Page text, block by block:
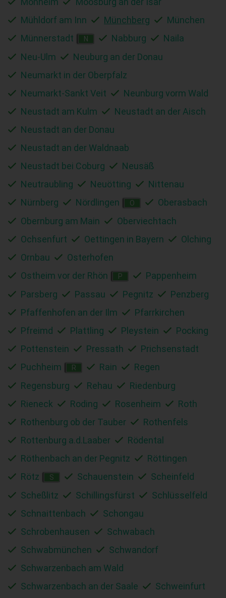
Mühldorf am Inn
Münchberg
München
Münnerstadt
N Nabburg
Naila
Neu-Ulm
Neuburg an der Donau
Neumarkt in der Oberpfalz
Neumarkt-Sankt Veit
Neunburg vorm Wald
Neustadt am Kulm
Neustadt an der Aisch
Neustadt an der Donau
Neustadt an der Waldnaab
Neustadt bei Coburg
Neusäß
Neutraubling
Neuötting
Nittenau
Nürnberg
Nördlingen O
Oberasbach
Obernburg am Main
Oberviechtach
Ochsenfurt
Oettingen in Bayern
Olching
Ornbau
Osterhofen
Ostheim vor der Rhön
P
Pappenheim
Parsberg
Passau Pegnitz
Penzberg
Pfaffenhofen an der Ilm
Pfarrkirchen
Pfreimd
Plattling Pleystein
Pocking
Pottenstein
Pressath
Prichsenstadt
Puchheim
R Rain
Regen
Regensburg
Rehau
Riedenburg
Rieneck
Roding Rosenheim
Roth
Rothenburg ob der Tauber
Rothenfels
Rottenburg a.d.Laaber
Rödental
Röthenbach an der Pegnitz
Röttingen
Rötz
S Schauenstein
Scheinfeld
Scheßlitz
Schillingsfürst
Schlüsselfeld
Schnaittenbach
Schongau
Schrobenhausen
Schwabach
Schwabmünchen
Schwandorf
Schwarzenbach am Wald
Schwarzenbach an der Saale
Schweinfurt